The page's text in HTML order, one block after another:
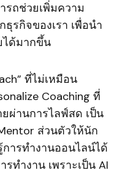
รถช่วยเพิ่มความ
รกิจของเรา เพื่อนำ
ได้มากขึ้น
ที่ไม่เหมือน
Coaching ที่
ผ่านการไลฟ์สด เป็น
ส่วนตัวให้นัก
ารทำงานออนไลน์ได้
ทำงาน เพราะเป็น AI